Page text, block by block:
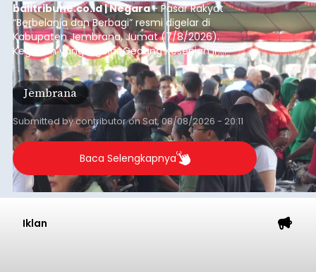
balitribune.co.id | Negara- Pasar Rakyat
“Berbelanja dan Berbagi” resmi digelar di
Kabupaten Jembrana, Jumat (7/8/2026).
Kegiatan yang digelar Gedung Kesenian Ir.
Soekarno ini memadukan pemberdayaan
ekonomi masyarakat dengan aksi sosial tersebut
mendapat antusiasme tinggi dan mencatat nilai
transaksi mencapai Rp672.733.200.
Jembrana
Submitted bycontributoronSat, 08/08/2026 - 20:11
Baca Selengkapnya
Iklan